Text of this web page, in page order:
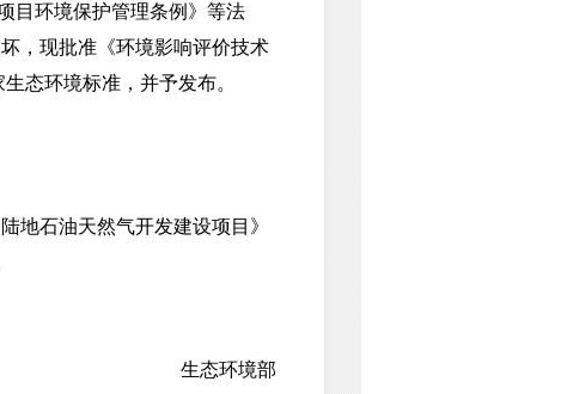
目环境保护管理条例》等法
，现批准《环境影响评价技术
态环境标准，并予发布。
石油天然气开发建设项目》
生态环境部